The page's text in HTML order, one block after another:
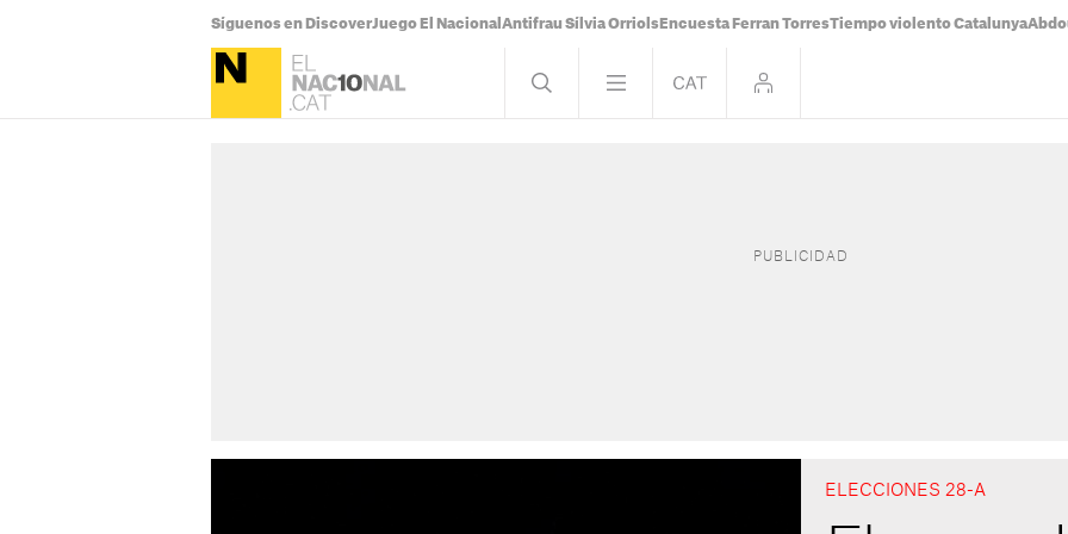
Síguenos en DiscoverJuego El Nacional Antifrau Sílvia Orriols Encuesta Ferran TorresTiempo violento Catalunya
ELECCIONES 28-A